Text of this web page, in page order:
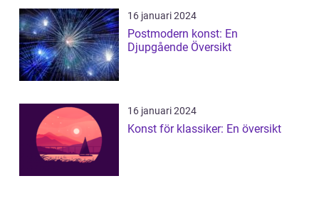
16 januari 2024
Postmodern konst: En
Djupgående Översikt
16 januari 2024
Konst för klassiker: En översikt